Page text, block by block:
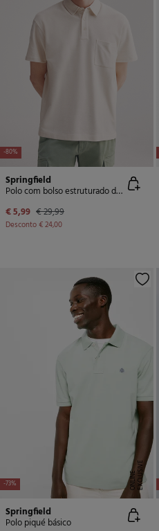
-80%
Springfield
Polo com bolso estruturado de regular fit
€ 5,99 € 29,99
Desconto€ 24,00
-73% E
X
C
L
U
SI
V
E
O
N
LI
N
E
Springfield
Polo piqué básico